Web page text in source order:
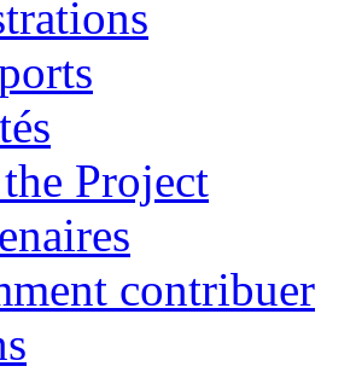
Project
contribuer